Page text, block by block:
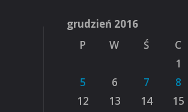
grudzień 2016
P
W Ś C
1
5
6 7 8
12
13 14 15